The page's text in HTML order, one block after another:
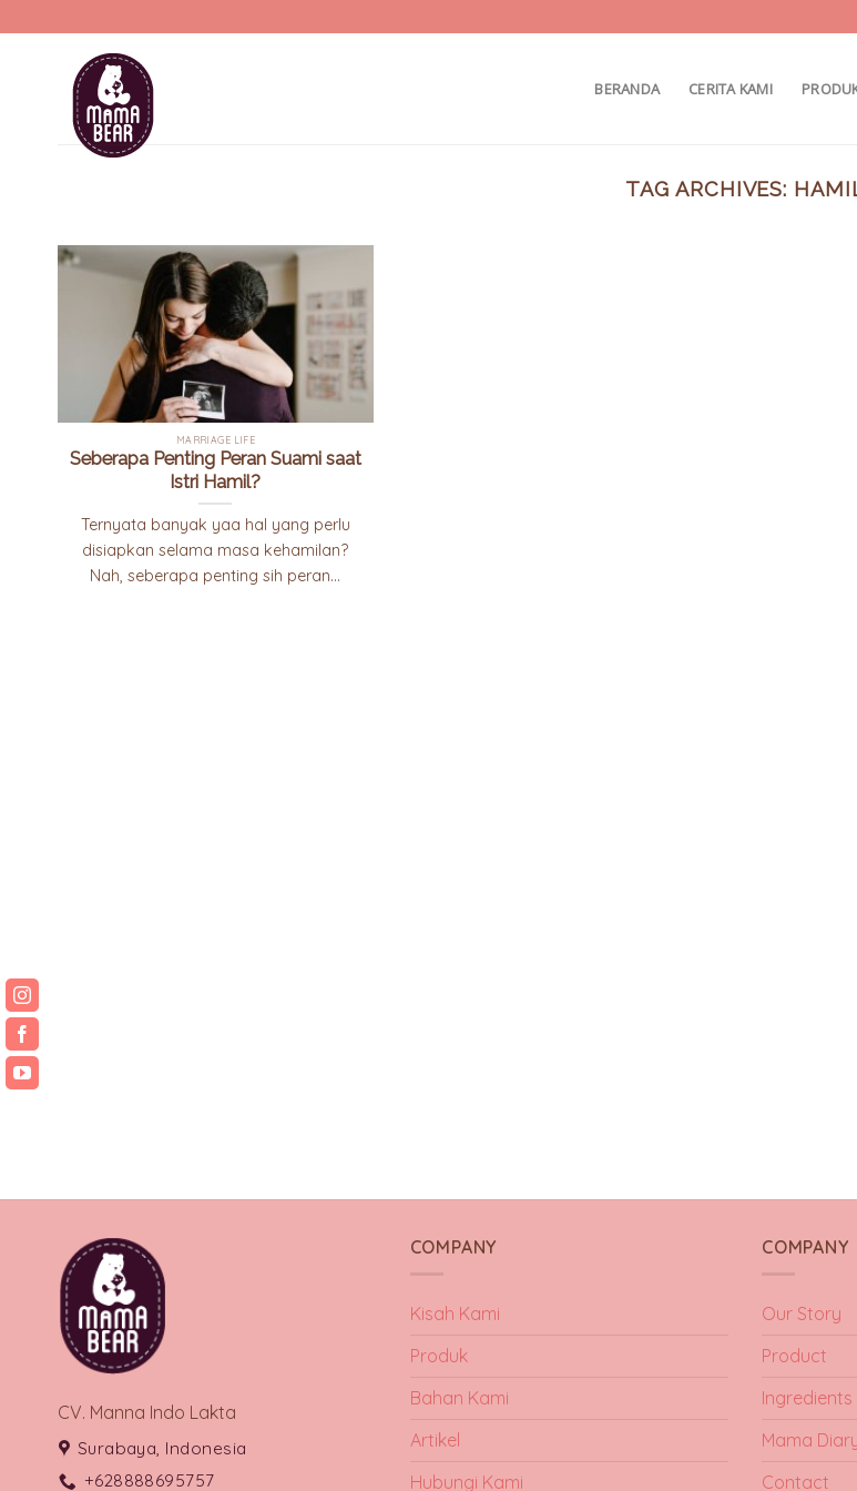
BERANDA CERITA KAMI
TAG ARCHIVES:
MARRIAGE LIFE
Seberapa Penting Peran Suami saat
Istri Hamil?
Ternyata banyak yaa hal yang perlu
disiapkan selama masa kehamilan?
Nah, seberapa penting sih peran...
CV. Manna Indo Lakta
Surabaya, Indonesia
+628888695757
COMPANY
Kisah Kami
Produk
Bahan Kami
Artikel
Hubungi Kami
COMPANY
Our Story
Product
Ingredients
Mama
Contact